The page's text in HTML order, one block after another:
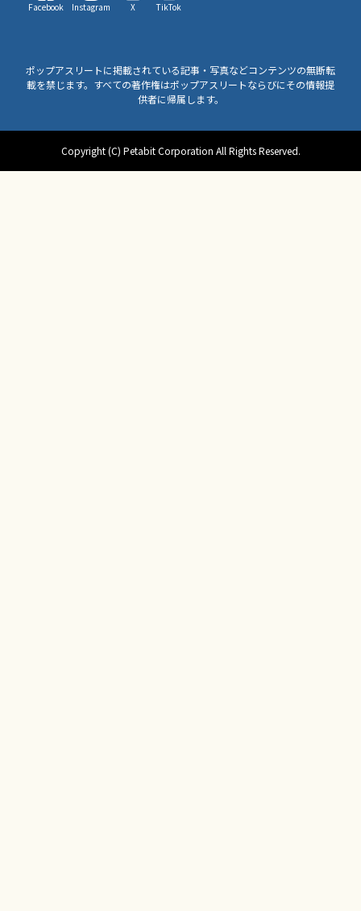
Facebook Instagram X TikTok
ポップアスリートに掲載されている記事・写真などコンテンツの無断転
載を禁じます。すべての著作権はポップアスリートならびにその情報提
供者に帰属します。
Copyright (C) Petabit Corporation All Rights Reserved.